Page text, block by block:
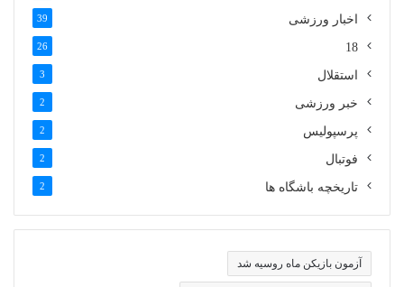
اخبار ورزشی 39
18
26
استقلال 3
خبر ورزشی 2
پرسپولیس 2
فوتبال 2
تاریخچه باشگاه ها 2
آزمون بازیکن ماه روسیه شد